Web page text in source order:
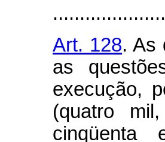
Art. 128. As
as
execução,
(quatro
cinqüenta